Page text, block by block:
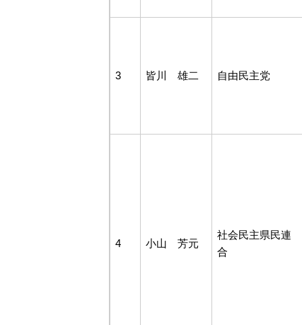
3 皆川 雄二 自由民主党
4 小山 芳元
社会民主県民連
合